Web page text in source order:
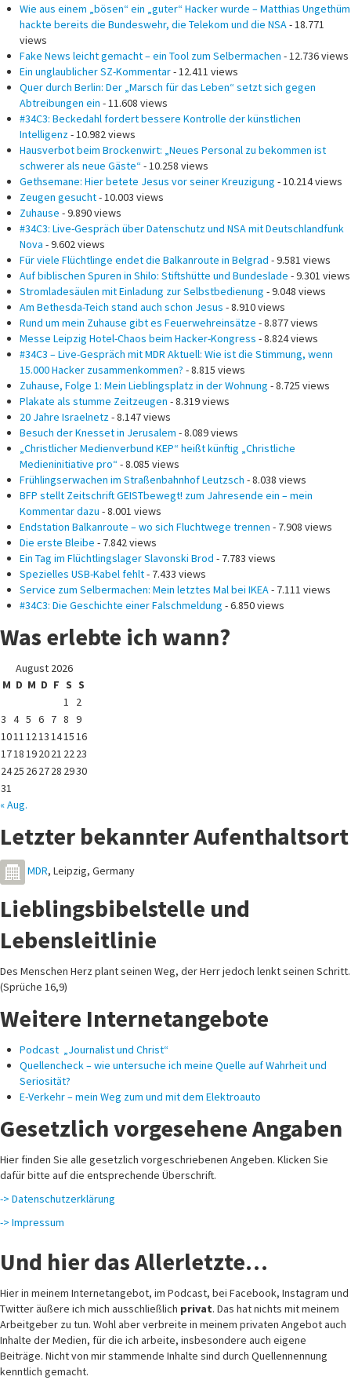
Wie aus einem „bösen“ ein „guter“ Hacker wurde – Matthias Ungethüm
hackte bereits die Bundeswehr, die Telekom und die NSA - 18.771
views
Fake News leicht gemacht – ein Tool zum Selbermachen - 12.736 views
Ein unglaublicher SZ-Kommentar- 12.411 views
Quer durch Berlin: Der „Marsch für das Leben“ setzt sich gegen
Abtreibungen ein - 11.608 views
#34C3: Beckedahl fordert bessere Kontrolle der künstlichen
Intelligenz - 10.982 views
Hausverbot beim Brockenwirt: „Neues Personal zu bekommen ist
schwerer als neue Gäste“- 10.258 views
Gethsemane: Hier betete Jesus vor seiner Kreuzigung - 10.214 views
Zeugen gesucht- 10.003 views
Zuhause - 9.890 views
#34C3: Live-Gespräch über Datenschutz und NSA mit Deutschlandfunk
Nova - 9.602 views
Für viele Flüchtlinge endet die Balkanroute in Belgrad - 9.581 views
Auf biblischen Spuren in Shilo: Stiftshütte und Bundeslade - 9.301 views
Stromladesäulen mit Einladung zur Selbstbedienung - 9.048 views
Am Bethesda-Teich stand auch schon Jesus - 8.910 views
Rund um mein Zuhause gibt es Feuerwehreinsätze - 8.877 views
Messe Leipzig Hotel-Chaos beim Hacker-Kongress - 8.824 views
#34C3 – Live-Gespräch mit MDR Aktuell: Wie ist die Stimmung, wenn
15.000 Hacker zusammenkommen? - 8.815 views
Zuhause, Folge 1: Mein Lieblingsplatz in der Wohnung - 8.725 views
Plakate als stumme Zeitzeugen - 8.319 views
20 Jahre Israelnetz - 8.147 views
Besuch der Knesset in Jerusalem - 8.089 views
„Christlicher Medienverbund KEP“ heißt künftig „Christliche
Medieninitiative pro“- 8.085 views
Frühlingserwachen im Straßenbahnhof Leutzsch - 8.038 views
BFP stellt Zeitschrift GEISTbewegt! zum Jahresende ein – mein
Kommentar dazu - 8.001 views
Endstation Balkanroute – wo sich Fluchtwege trennen - 7.908 views
Die erste Bleibe - 7.842 views
Ein Tag im Flüchtlingslager Slavonski Brod - 7.783 views
Spezielles USB-Kabel fehlt- 7.433 views
Service zum Selbermachen: Mein letztes Mal bei IKEA - 7.111 views
#34C3: Die Geschichte einer Falschmeldung - 6.850 views
Was erlebte ich wann?
August 2026
M D M D F S S
1
2
3 4 5 6 7 8 9
1011 12 13 1415 16
1718 192021 22 23
2425 262728 2930
31
« Aug.
Letzter bekannter Aufenthaltsort
MDR, Leipzig, Germany
Lieblingsbibelstelle und
Lebensleitlinie
Des Menschen Herz plant seinen Weg, der Herr jedoch lenkt seinen Schritt.
(Sprüche 16,9)
Weitere Internetangebote
Podcast „Journalist und Christ“
Quellencheck – wie untersuche ich meine Quelle auf Wahrheit und
Seriosität?
E-Verkehr – mein Weg zum und mit dem Elektroauto
Gesetzlich vorgesehene Angaben
Hier finden Sie alle gesetzlich vorgeschriebenen Angeben. Klicken Sie
dafür bitte auf die entsprechende Überschrift.
-> Datenschutzerklärung
-> Impressum
Und hier das Allerletzte…
Hier in meinem Internetangebot, im Podcast, bei Facebook, Instagram und
Twitter äußere ich mich ausschließlich privat. Das hat nichts mit meinem
Arbeitgeber zu tun. Wohl aber verbreite in meinem privaten Angebot auch
Inhalte der Medien, für die ich arbeite, insbesondere auch eigene
Beiträge. Nicht von mir stammende Inhalte sind durch Quellennennung
kenntlich gemacht.